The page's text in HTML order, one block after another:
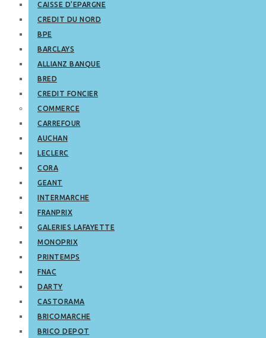
CAISSE D’EPARGNE
CREDIT DU NORD
BPE
BARCLAYS
ALLIANZ BANQUE
BRED
CREDIT FONCIER
COMMERCE
CARREFOUR
AUCHAN
LECLERC
CORA
GEANT
INTERMARCHE
FRANPRIX
GALERIES LAFAYETTE
MONOPRIX
PRINTEMPS
FNAC
DARTY
CASTORAMA
BRICOMARCHE
BRICO DEPOT